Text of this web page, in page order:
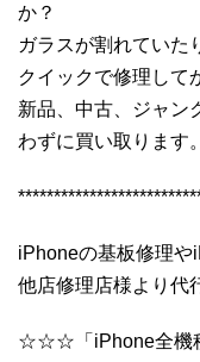
か？
ガラスが割れていた
クイックで修理して
新品、中古、ジャン
わずに買い取ります。
iPhoneの基板修理
他店修理店様より代
☆☆☆「iPhone全機